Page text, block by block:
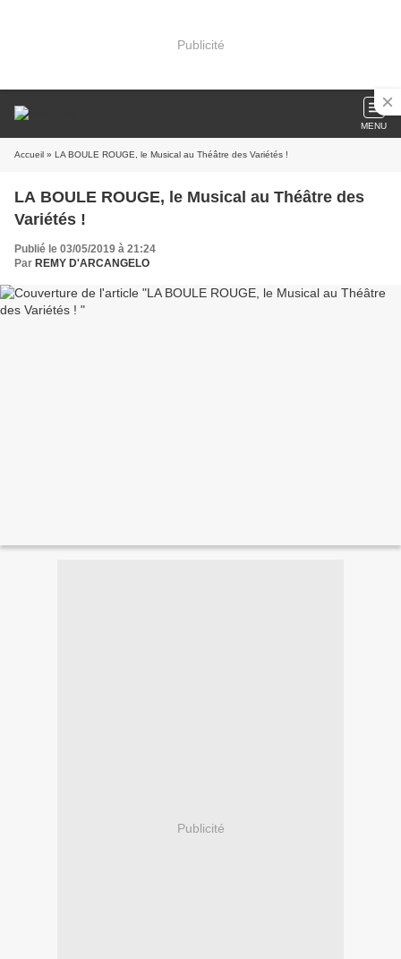
Publicité
MENU
Accueil » LA BOULE ROUGE, le Musical au Théâtre des Variétés !
LA BOULE ROUGE, le Musical au Théâtre des
Variétés !
Publié le 03/05/2019 à 21:24
Par REMY D'ARCANGELO
Publicité